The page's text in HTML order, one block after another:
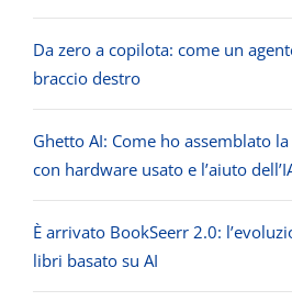
Da zero a copilota: come un
braccio destro
Ghetto AI: Come ho assemblato
con hardware usato e l’aiuto
È arrivato BookSeerr 2.0:
libri basato su AI